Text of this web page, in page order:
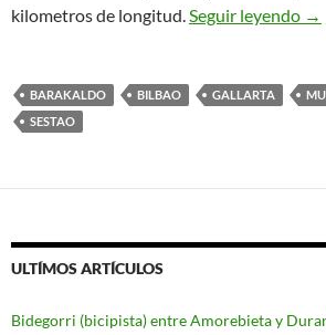
kilometros de longitud.Seguir leyendo →
BARAKALDO BILBAO GALLARTA
SESTAO
ULTÍMOS ARTÍCULOS
Bidegorri (bicipista) entre Amorebieta y